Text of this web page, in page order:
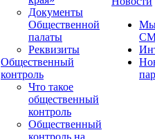
Документы
Общественной
палаты
Реквизиты
Общественный
контроль
Что такое
общественный
контроль
Общественный
контроль на